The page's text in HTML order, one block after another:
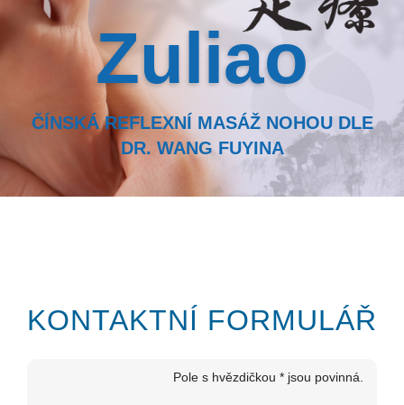
Zuliao
ČÍNSKÁ REFLEXNÍ MASÁŽ NOHOU DLE
DR. WANG FUYINA
KONTAKTNÍ FORMULÁŘ
Pole s hvězdičkou * jsou povinná.